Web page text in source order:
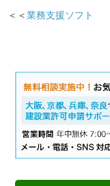
＜＜業務支援ソフト